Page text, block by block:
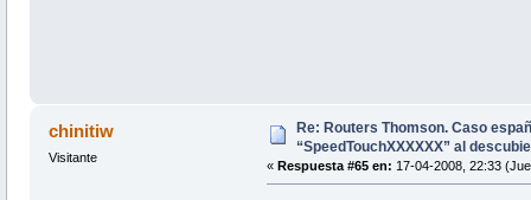
chinitiw
Visitante
Re: Routers Thomson. Caso
“SpeedTouchXXXXXX” al
« Respuesta #65 en: 17-04-2008, 22:33